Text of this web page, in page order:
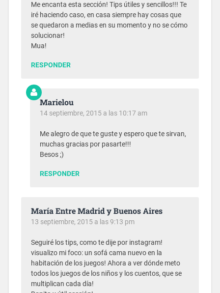
Me encanta esta sección! Tips útiles y sencillos!!! Te
iré haciendo caso, en casa siempre hay cosas que
se quedaron a medias en su momento y no se cómo
solucionar!
Mua!
RESPONDER
Marielou
14 septiembre, 2015 a las 10:17 am
Me alegro de que te guste y espero que te sirvan,
muchas gracias por pasarte!!!
Besos ;)
RESPONDER
María Entre Madrid y Buenos Aires
13 septiembre, 2015 a las 9:13 pm
Seguiré los tips, como te dije por instagram!
visualizo mi foco: un sofá cama nuevo en la
habitación de los juegos! Ahora a ver dónde meto
todos los juegos de los niños y los cuentos, que se
multiplican cada día!